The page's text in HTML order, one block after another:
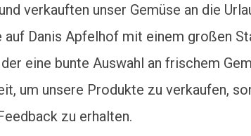
verkauften unser Gemüse an die
auf Danis Apfelhof mit einem großen
eine bunte Auswahl an frischem
um unsere Produkte zu verkaufen,
zu erhalten.